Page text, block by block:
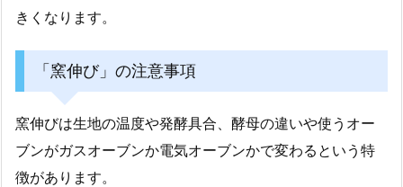
きくなります。
「窯伸び」の注意事項
窯伸びは生地の温度や発酵具合、酵母の違いや使うオー
ブンがガスオーブンか電気オーブンかで変わるという特
徴があります。